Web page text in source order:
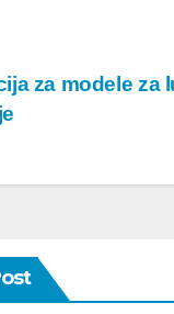
za modele za